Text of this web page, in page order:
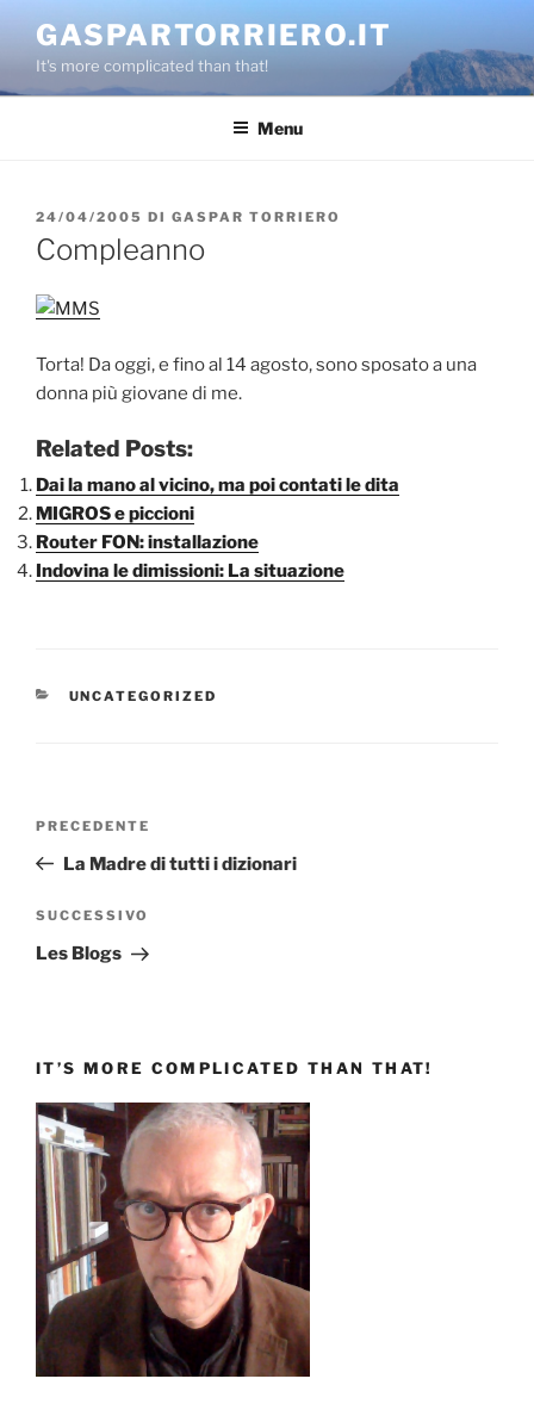
contenuto
GASPARTORRIERO.IT
It's more complicated than that!
Menu
PUBBLICATO
IL
24/04/2005 DI GASPAR TORRIERO
Compleanno
Torta! Da oggi, e fino al 14 agosto, sono sposato a una
donna più giovane di me.
Related Posts:
Dai la mano al vicino, ma poi contati le dita
MIGROS e piccioni
Router FON: installazione
Indovina le dimissioni: La situazione
CATEGORIE
UNCATEGORIZED
Articolo
precedente:
PRECEDENTE
La Madre di tutti i dizionari
Articolo
successivo
SUCCESSIVO
Les Blogs
IT’S MORE COMPLICATED THAN THAT!